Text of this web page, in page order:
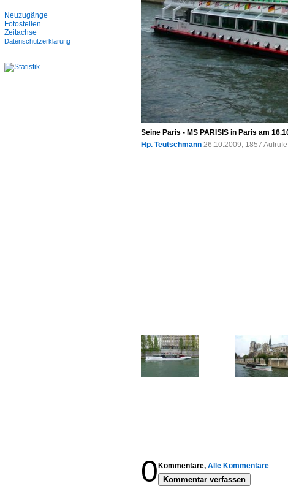
Seine Paris - MS PARISIS in Paris am
Hp. Teutschmann 26.10.2009, 1857
0 Kommentare, Alle Kommentare
Kommentar verfassen
Neuzugänge
Fotostellen
Zeitachse
Datenschutzerklärung